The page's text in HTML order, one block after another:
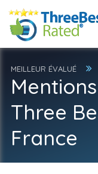
MEILLEUR ÉVALUÉ
Three
France